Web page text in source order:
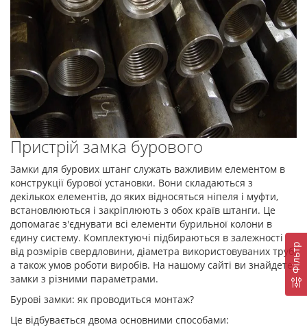
Фiльтр
Пристрій замка бурового
Замки для бурових штанг служать важливим елементом в
конструкції бурової установки. Вони складаються з
декількох елементів, до яких відносяться ніпеля і муфти,
встановлюються і закріплюють з обох країв штанги. Це
допомагає з'єднувати всі елементи бурильної колони в
єдину систему. Комплектуючі підбираються в залежності
від розмірів свердловини, діаметра використовуваних труб,
а також умов роботи виробів. На нашому сайті ви знайдете
замки з різними параметрами.
Бурові замки: як проводиться монтаж?
Це відбувається двома основними способами: